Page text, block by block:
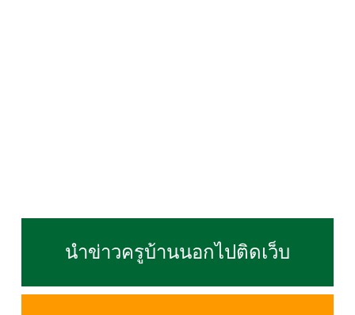
นำข่าวครูบ้านนอกไปติดเว็บ